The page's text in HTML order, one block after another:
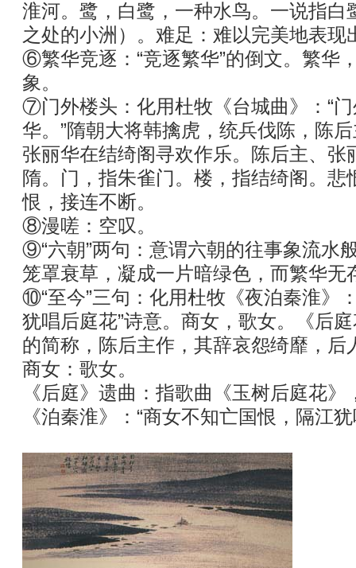
淮河。鹭，白鹭，一种水鸟。一说指白
之处的小洲）。难足：难以完美地表现
⑥繁华竞逐：“竞逐繁华”的倒文。繁华
象。
⑦门外楼头：化用杜牧《台城曲》：“
华。”隋朝大将韩擒虎，统兵伐陈，陈
张丽华在结绮阁寻欢作乐。陈后主、张
隋。门，指朱雀门。楼，指结绮阁。悲
恨，接连不断。
⑧漫嗟：空叹。
⑨“六朝”两句：意谓六朝的往事象流水
笼罩衰草，凝成一片暗绿色，而繁华无
⑩“至今”三句：化用杜牧《夜泊秦淮》
犹唱后庭花”诗意。商女，歌女。《后
的简称，陈后主作，其辞哀怨绮靡，后
商女：歌女。
《后庭》遗曲：指歌曲《玉树后庭花
《泊秦淮》：“商女不知亡国恨，隔江